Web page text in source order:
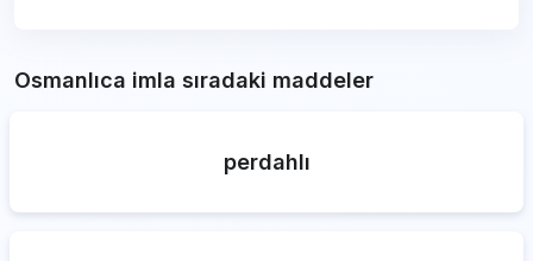
Osmanlıca imla sıradaki maddeler
perdahlı